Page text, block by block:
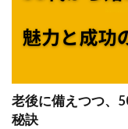
老後に備えつつ、
秘訣